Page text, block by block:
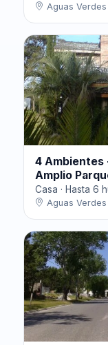
Aguas Verdes
4 Ambientes
Amplio
Casa · Hasta 6
Aguas Verdes